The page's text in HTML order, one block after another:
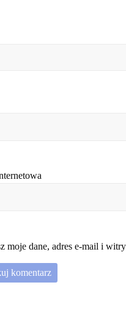
moje dane, adres e-mail i